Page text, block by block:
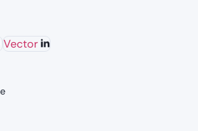
Vector